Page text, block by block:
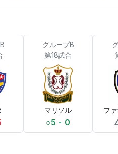
グループB
第18試合
マリソル
○5 - 0
フ